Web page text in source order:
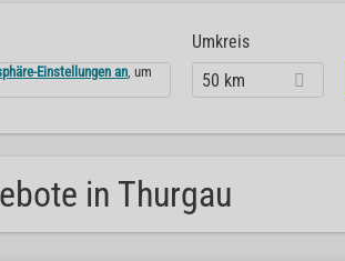
Einstellungen an, um
Umkreis
50 km
in Thurgau